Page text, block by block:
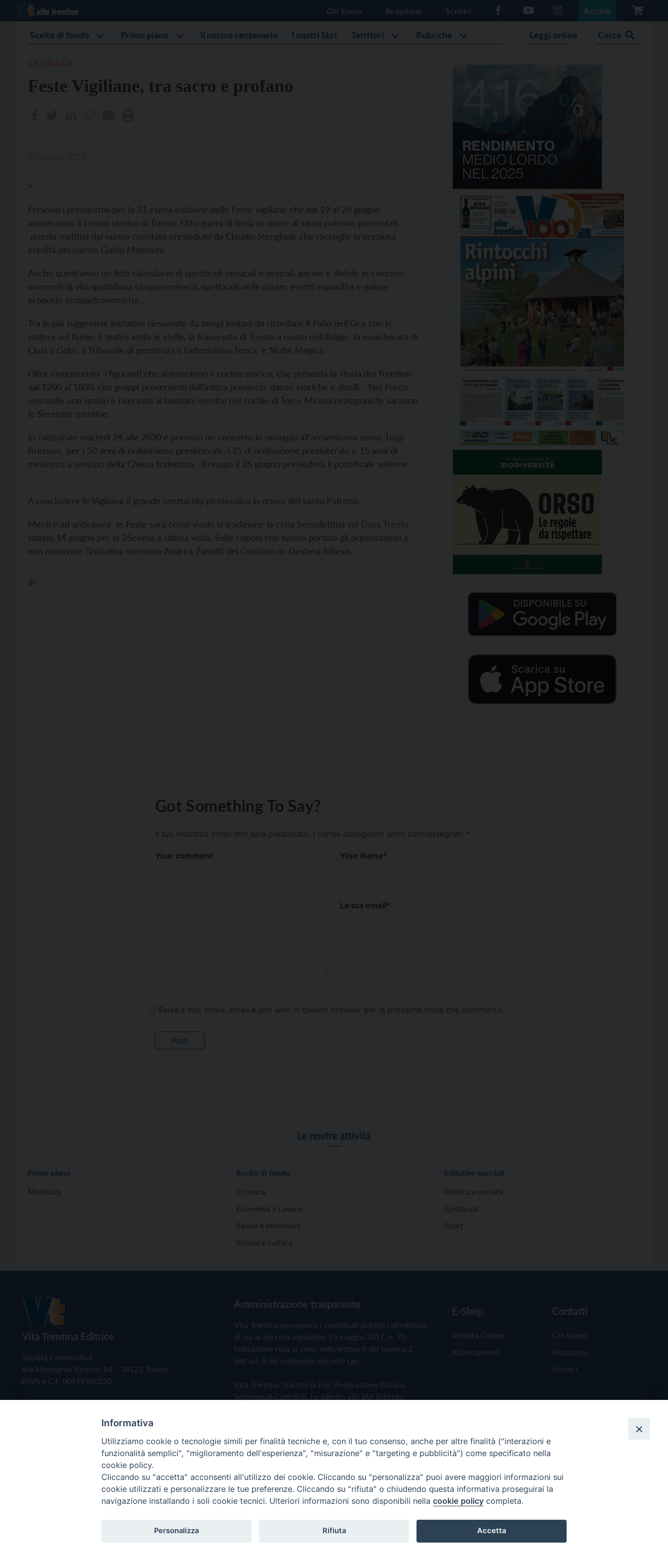
Chi Siamo Redazione Scrivici Accedi
Scelte di fondo Primo piano Il nostro centenario I nostri libri Territori Rubriche Leggi online Cerca
Feste Vigiliane, tra sacro e profano
>
Fervono i preparativi per la 31 esima edizione delle Feste vigiliane che dal 19 al 26 giugno
animeranno il centro storico di Trento. Otto giorni di festa in onore al santo patrono presentati
questa mattina dal nuovo comitato presieduto da Claudio Stenghele che raccoglie la preziosa
eredità del patron Guido Malossini.
Anche quest’anno un fitto calendario di spettacoli musicali e teatrali, parate e disfide in costume,
momenti di vita quotidiana cinquecentesca, spettacoli nelle piazze eventi espositivi e golose
proposte enogastronomiche.
Tra le più suggestive iniziative riesumate da tempi lontani da ricordare Il Palio dell’Oca con le
zattere sul fiume, il teatro sotto le stelle, la traversata di Trento a nuoto nell’Adige, la mascherata di
Ciusi e Gobi, il Tribunale di penitenza e l’attesissima Tonca e Notte Magica.
Oltre cinquecento i figuranti che animeranno il corteo storico, che presenta la storia del Trentino
dal 1200 al 1800, con gruppi provenienti dall’intera provincia, danze storiche e duelli. Nel Parco
vescovile uno spazio è riservato ai bambini mentre nel cortile di Torre Mirana protagoniste saranno
le Serenate trentine.
In cattedrale martedì 24 alle 2030 è previsto un concerto in omaggio all’arcivescovo mons. Luigi
Bressan, per i 50 anni di ordinazione presbiterale, i 25 di ordinazione presbiterale e 15 anni di
ministero a servizio della Chiesa tridentina. Bressan il 26 giugno presiederà il pontificale solenne.
A concludere le Vigiliane il grande spettacolo pirotecnico in onore del santo Patrono.
Mentre ad anticipare le Feste sarà come vuole la tradizione la cena benedettina sul Doss Trento
sabato 14 giugno per la 25esima e ultima volta. Sulle ragioni che hanno portato gli organizzatori a
non rinnovare l’iniziativa sentiamo Andrea Zanotti del Comitato in Dextera Athesis.
di
Got Something To Say?
Il tuo indirizzo email non sarà pubblicato. I campi obbligatori sono contrassegnati *
Your comment Your Name*
La tua email*
Salva il mio nome, email e sito web in questo browser per la prossima volta che commento.
Le nostre attività
Primo piano
Meridiani
Scelte di fondo
Cronaca
Economia e Lavoro
Salute e benessere
Scuola e cultura
Iniziative speciali
Politica e società
Spettacoli
Sport
Vita Trentina Editrice
Società Cooperativa
Via Monsignor Endrici, 14 – 38122 Trento
P.IVA e C.F. 00199960220
Amministrazione trasparente
Vita Trentina percepisce i contributi pubblici all'editoria
di cui al decreto legislativo 15 maggio 2017, n. 70.
Indicazione resa ai sensi della lettera f) del comma 2
dell'art. 5 del medesimo decreto Lgs.
Vita Trentina, tramite la Fisc (Federazione Italiana
Settimanali Cattolici), ha aderito allo IAP (Istituto
Privacy Policy Cookie Policy
E-Shop
Vendita Online
Abbonamenti
Contatti
Chi Siamo
Redazione
Scrivici
Copyright © 2019 - Tutti i diritti riservati - Vita Trentina Editrice
Informativa
Utilizziamo cookie o tecnologie simili per finalità tecniche e, con il tuo consenso, anche per altre finalità ("interazioni e
funzionalità semplici", "miglioramento dell'esperienza", "misurazione" e "targeting e pubblicità") come specificato nella
cookie policy.
Cliccando su "accetta" acconsenti all'utilizzo dei cookie. Cliccando su "personalizza" puoi avere maggiori informazioni sui
cookie utilizzati e personalizzare le tue preferenze. Cliccando su "rifiuta" o chiudendo questa informativa proseguirai la
navigazione installando i soli cookie tecnici. Ulteriori informazioni sono disponibili nella cookie policy completa.
Personalizza Rifiuta Accetta